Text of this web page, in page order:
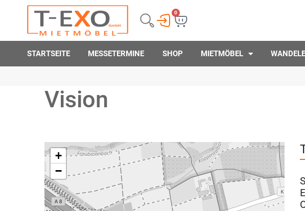
0
STARTSEITE MESSETERMINE SHOP MIETMÖBEL
Vision
+
−